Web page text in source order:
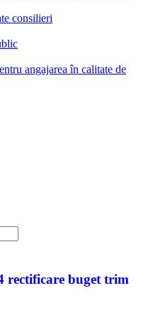
consilieri
angajarea în calitate de
rectificare buget trim